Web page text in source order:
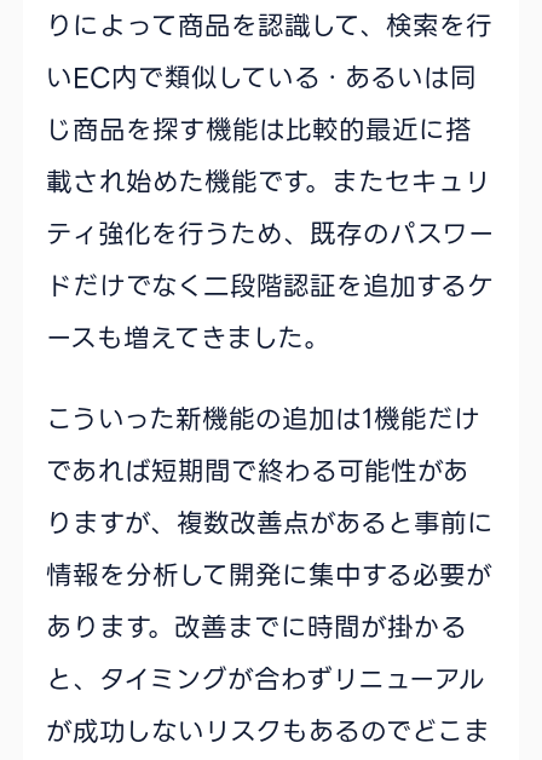
りによって商品を認識して、検索を行
いEC内で類似している・あるいは同
じ商品を探す機能は比較的最近に搭
載され始めた機能です。またセキュリ
ティ強化を行うため、既存のパスワー
ドだけでなく二段階認証を追加するケ
ースも増えてきました。
こういった新機能の追加は1機能だけ
であれば短期間で終わる可能性があ
りますが、複数改善点があると事前に
情報を分析して開発に集中する必要が
あります。改善までに時間が掛かる
と、タイミングが合わずリニューアル
が成功しないリスクもあるのでどこま